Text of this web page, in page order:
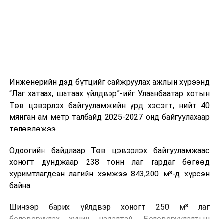
өдөр тутмын ажлын бэлэн байдлыг хангах зэрэг
практик ур чадварыг сургалтын хөтөлбөрт тусгажээ.
Сургалтыг танилцуулах лекц, асуулт-хариулт,
жишээнд суурилсан сургалт, багаар ажиллах дасгал,
танилцах, онцгой нөхцөлд ажиллах дадлага зэрэг
онол, практик хосолсон хэлбэрээр зохион байгуулж
байна.
зохион байгуулах Үндэсний хорооны Ажлын алба,
Инженерийн дэд бүтцийг сайжруулах ажлын хүрээнд
“Лаг хатаах, шатаах үйлдвэр”-ийг Улаанбаатар хотын
Төв цэвэрлэх байгууламжийн урд хэсэгт, нийт 40
мянган ам метр талбайд 2025-2027 онд байгуулахаар
төлөвлөжээ.
Одоогийн байдлаар Төв цэвэрлэх байгууламжаас
хоногт дунджаар 238 тонн лаг гардаг бөгөөд
хуримтлагдсан лагийн хэмжээ 843,200 м³-д хүрсэн
байна.
Шинээр барих үйлдвэр хоногт 250 м³ лаг